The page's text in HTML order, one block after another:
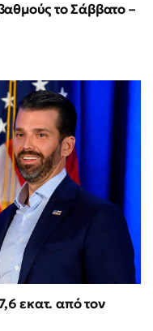
το Σάββατο –
εκατ. από τον